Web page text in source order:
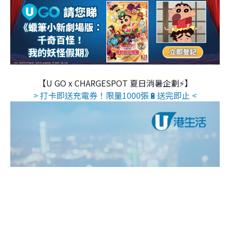
【U GO x CHARGESPOT 夏日消暑企劃⚡】
> 打卡即送充電券！限量1000張🔋送完即止 <